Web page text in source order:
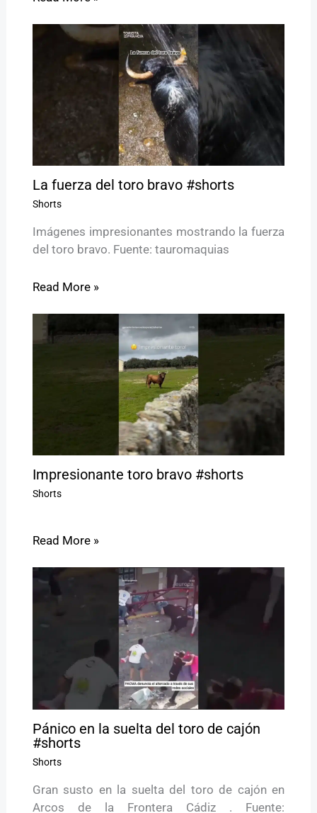
La fuerza del toro bravo #shorts
Shorts
Imágenes impresionantes mostrando la fuerza
del toro bravo. Fuente: tauromaquias
Read More »
Impresionante toro bravo #shorts
Shorts
Read More »
Pánico en la suelta del toro de cajón
#shorts
Shorts
Gran susto en la suelta del toro de cajón en
Arcos de la Frontera Cádiz . Fuente: